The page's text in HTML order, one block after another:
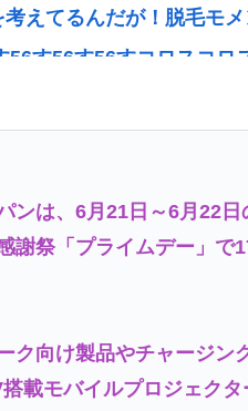
えてるんだが！脱毛モ
56す56す56すコロスコ
74ヶ月連続で景気回復
あったんです。本当です
…大丈夫大丈夫落ち着け
、海外事業所を全て廃止
いると聞いてビビる漫画
ンは、6月21日～6月22
謝祭「プライムデー」で
ク向け製品やチャージン
載モバイルプロジェク